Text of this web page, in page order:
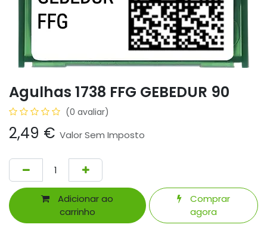
Agulhas 1738 FFG GEBEDUR 90
(0 avaliar)
2,49 € Valor Sem Imposto
Adicionar ao
carrinho
Comprar
agora